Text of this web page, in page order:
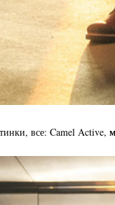
все: Camel Active,